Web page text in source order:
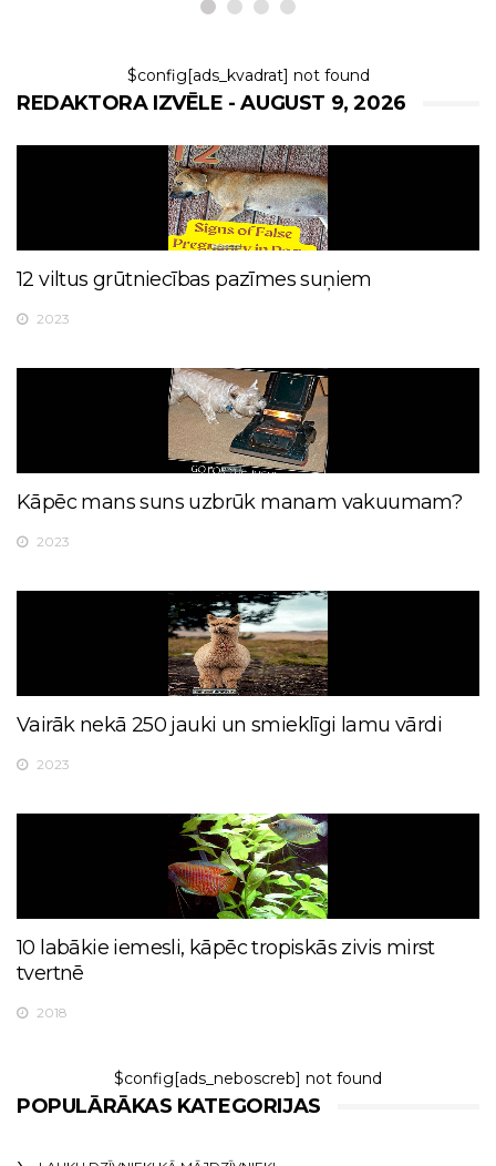
$config[ads_kvadrat] not found
REDAKTORA IZVĒLE - AUGUST 9, 2026
12 viltus grūtniecības pazīmes suņiem
2023
Kāpēc mans suns uzbrūk manam vakuumam?
2023
Vairāk nekā 250 jauki un smieklīgi lamu vārdi
2023
10 labākie iemesli, kāpēc tropiskās zivis mirst
tvertnē
2018
$config[ads_neboscreb] not found
POPULĀRĀKAS KATEGORIJAS